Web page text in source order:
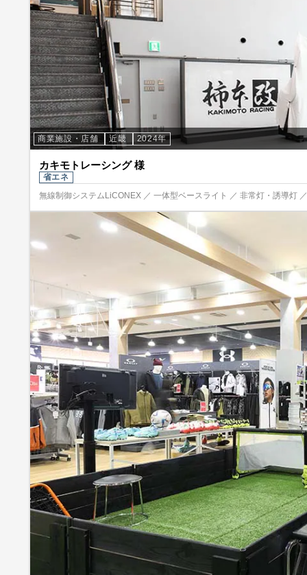
商業施設・店舗 近畿 2024年
カキモトレーシング 様
省エネ
無線制御システムLiCONEX ／ 一体型ベースライト ／ 非常灯・誘導灯